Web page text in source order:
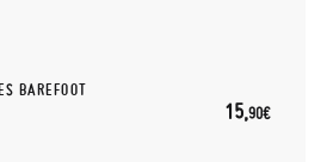
BAREFOOT
15,90€